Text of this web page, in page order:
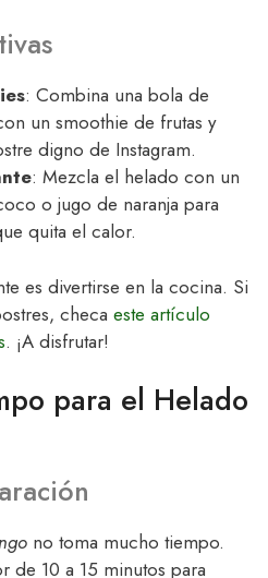
: Combina una bola de
un smoothie de frutas y
digno de Instagram.
: Mezcla el helado con un
o jugo de naranja para
quita el calor.
es divertirse en la cocina. Si
checa este artículo
. ¡A disfrutar!
para el Helado
no toma mucho tiempo.
de 10 a 15 minutos para